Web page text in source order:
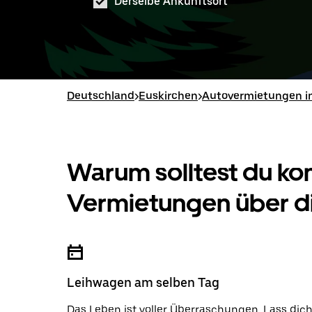
Deutschland>Euskirchen>Autovermietungen
Warum solltest du
Vermietungen über
Leihwagen am selben Tag